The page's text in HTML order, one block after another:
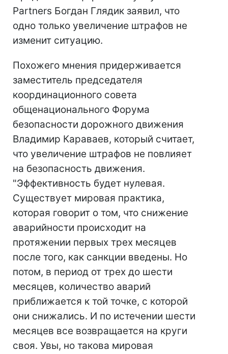
Partners Богдан Глядик заявил, что
одно только увеличение штрафов не
изменит ситуацию.
Похожего мнения придерживается
заместитель председателя
координационного совета
общенационального Форума
безопасности дорожного движения
Владимир Караваев, который считает,
что увеличение штрафов не повлияет
на безопасность движения.
"Эффективность будет нулевая.
Существует мировая практика,
которая говорит о том, что снижение
аварийности происходит на
протяжении первых трех месяцев
после того, как санкции введены. Но
потом, в период от трех до шести
месяцев, количество аварий
приближается к той точке, с которой
они снижались. И по истечении шести
месяцев все возвращается на круги
своя. Увы, но такова мировая